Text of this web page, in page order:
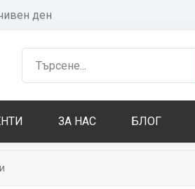
ден
ЗА НАС БЛОГ